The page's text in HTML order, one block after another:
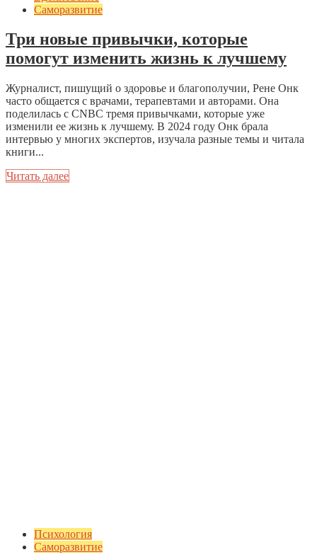
Саморазвитие
Три новые привычки, которые
помогут изменить жизнь к лучшему
Журналист, пишущий о здоровье и благополучии, Рене Онк
часто общается с врачами, терапевтами и авторами. Она
поделилась с CNBC тремя привычками, которые уже
изменили ее жизнь к лучшему. В 2024 году Онк брала
интервью у многих экспертов, изучала разные темы и читала
книги...
Читать далее
Психология
Саморазвитие